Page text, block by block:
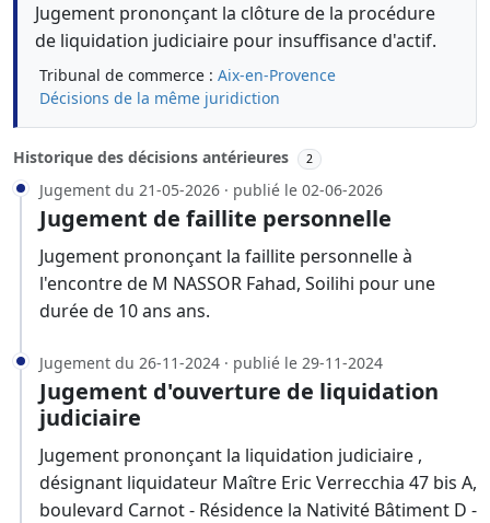
Jugement prononçant la clôture de la procédure
de liquidation judiciaire pour insuffisance d'actif.
Tribunal de commerce : Aix-en-Provence
Décisions de la même juridiction
Historique des décisions antérieures 2
Jugement du 21-05-2026 · publié le 02-06-2026
Jugement de faillite personnelle
Jugement prononçant la faillite personnelle à
l'encontre de M NASSOR Fahad, Soilihi pour une
durée de 10 ans ans.
Jugement du 26-11-2024 · publié le 29-11-2024
Jugement d'ouverture de liquidation
judiciaire
Jugement prononçant la liquidation judiciaire ,
désignant liquidateur Maître Eric Verrecchia 47 bis A,
boulevard Carnot - Résidence la Nativité Bâtiment D -